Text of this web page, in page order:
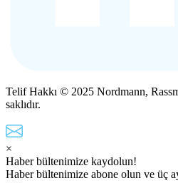
Telif Hakkı © 2025 Nordmann,
saklıdır.
×
Haber bültenimize kaydolun!
Haber bültenimize abone olun ve üç